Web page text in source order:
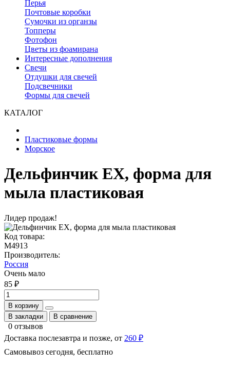
Перья
Почтовые коробки
Сумочки из органзы
Топперы
Фотофон
Цветы из фоамирана
Интересные дополнения
Свечи
Отдушки для свечей
Подсвечники
Формы для свечей
КАТАЛОГ
Пластиковые формы
Морское
Дельфинчик ЕХ, форма для
мыла пластиковая
Лидер продаж!
Код товара:
М4913
Производитель:
Россия
Очень мало
85 ₽
В корзину
В закладки
В сравнение
0 отзывов
Доставка послезавтра и позже, от 260 ₽
Самовывоз сегодня, бесплатно